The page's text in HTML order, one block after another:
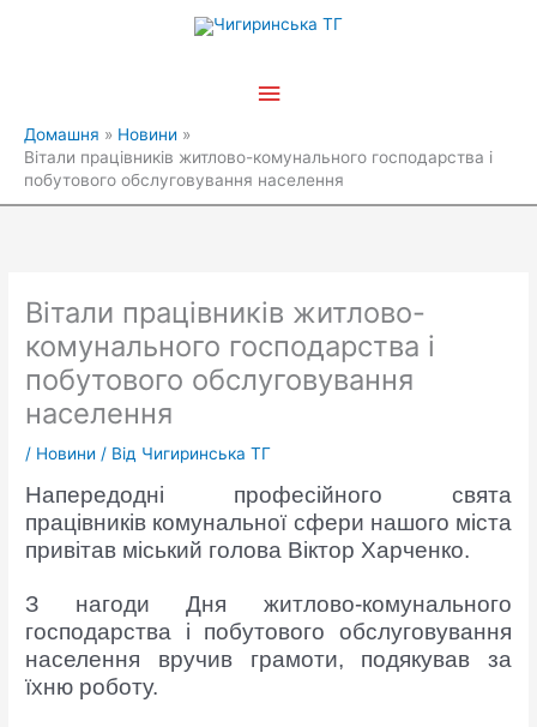
Головне
Домашня
Новини
Вітали працівників житлово-комунального господарства і
побутового обслуговування населення
Вітали працівників житлово-
комунального господарства і
побутового обслуговування
населення
/ Новини / Від Чигиринська ТГ
Напередодні професійного свята
працівників комунальної сфери нашого міста
привітав міський голова Віктор Харченко.
З нагоди Дня житлово-комунального
господарства і побутового обслуговування
населення вручив грамоти, подякував за
їхню роботу.